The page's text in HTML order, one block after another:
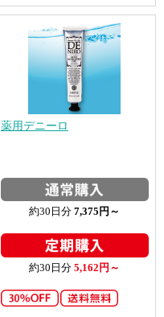
薬用デニーロ
約30日分7,375円～
約30日分5,162円～